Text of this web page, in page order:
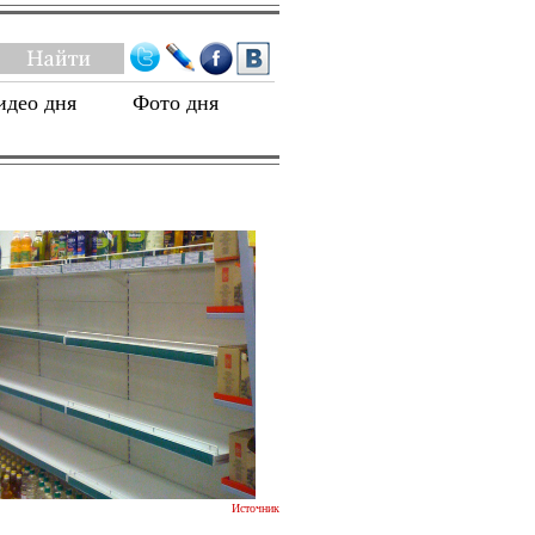
дня Фото дня
Источник